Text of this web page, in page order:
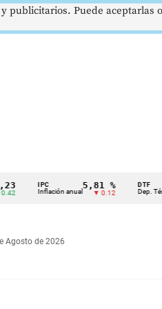
IPC
Inflación anual
5,81 %
▼ 0.12
DTF
Dep. Término Fijo
Agosto de 2026
publicitarios. Puede aceptarlas